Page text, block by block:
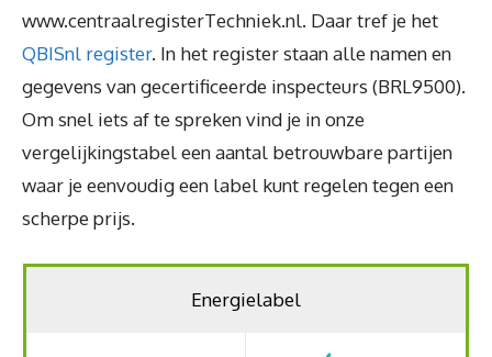
www.centraalregisterTechniek.nl. Daar tref je het
QBISnl register. In het register staan alle namen en
gegevens van gecertificeerde inspecteurs (BRL9500).
Om snel iets af te spreken vind je in onze
vergelijkingstabel een aantal betrouwbare partijen
waar je eenvoudig een label kunt regelen tegen een
scherpe prijs.
Energielabel